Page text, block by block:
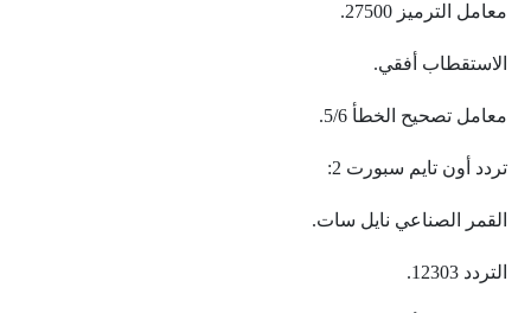
معامل الترميز 27500.
الاستقطاب أفقي.
معامل تصحيح الخطأ 5/6.
تردد أون تايم سبورت 2:
القمر الصناعي نايل سات.
التردد 12303.